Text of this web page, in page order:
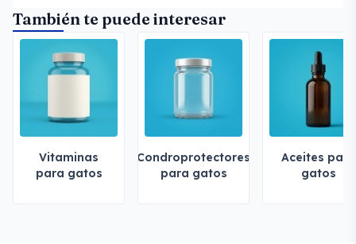
También te puede interesar
Vitaminas
para gatos
Condroprotectores
para gatos
Aceites para
gatos